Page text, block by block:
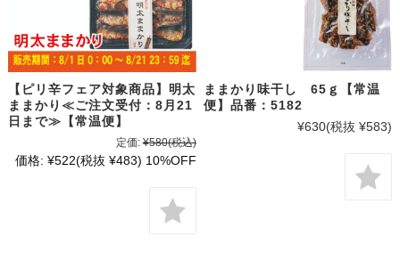
【ピリ辛フェア対象商品】明太
ままかり≪ご注文受付：8月21
日まで≫【常温便】
定価: ¥580(税込)
価格: ¥522(税抜 ¥483) 10%OFF
ままかり味干し 65ｇ【常温
便】品番：5182
¥630(税抜 ¥583)